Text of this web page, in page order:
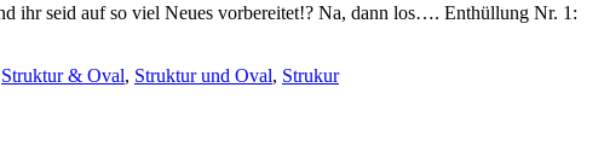
ihr seid auf so viel Neues vorbereitet!? Na, dann los…. Enthüllung Nr. 1:
Struktur & Oval, Struktur und Oval, Strukur